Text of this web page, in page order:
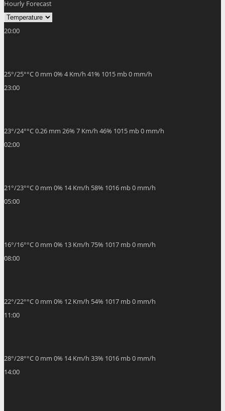
Hourly Forecast
20:00
25°/25°°C0 mm 0% 4 Km/h 41% 1015 mb0 mm/h
23:00
23°/24°°C0.26 mm 26% 7 Km/h 46% 1015 mb0 mm/h
02:00
21°/23°°C0 mm 0% 14 Km/h 58% 1016 mb0 mm/h
05:00
16°/16°°C0 mm 0% 13 Km/h 75% 1017 mb0 mm/h
08:00
22°/22°°C0 mm 0% 12 Km/h 54% 1017 mb0 mm/h
11:00
28°/28°°C0 mm 0% 14 Km/h 33% 1016 mb0 mm/h
14:00